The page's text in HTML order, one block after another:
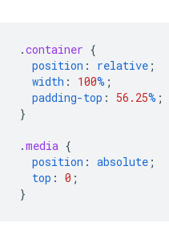
.container {
position : relative ;
width : 100% ;
padding-top : 56.25% ;
}
.media {
position : absolute ;
top : 0 ;
}